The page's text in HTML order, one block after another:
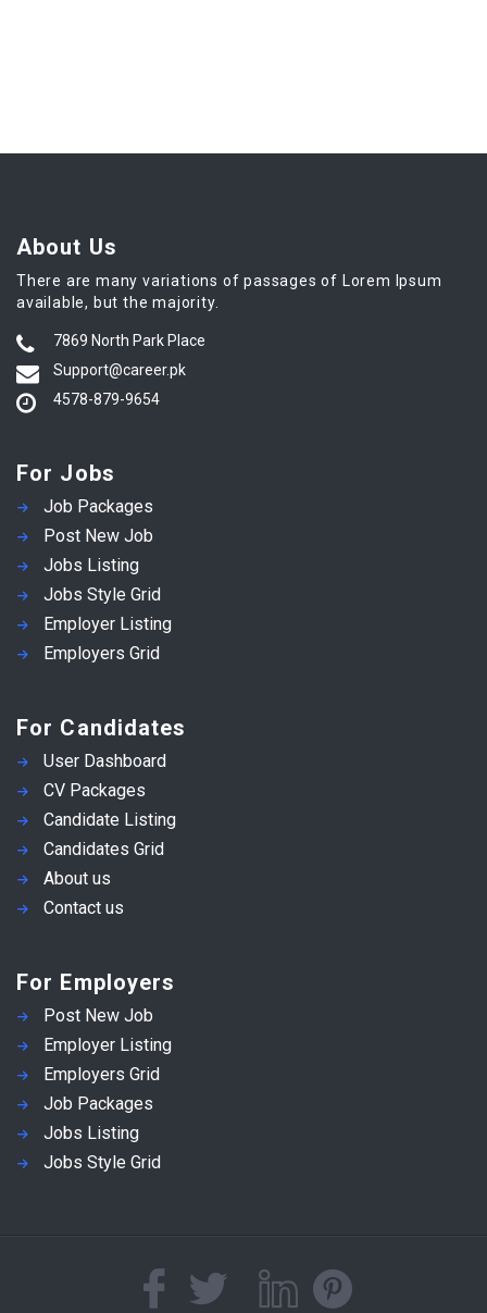
About Us
There are many variations of passages of Lorem Ipsum
available, but the majority.
7869 North Park Place
Support@career.pk
4578-879-9654
For Jobs
Job Packages
Post New Job
Jobs Listing
Jobs Style Grid
Employer Listing
Employers Grid
For Candidates
User Dashboard
CV Packages
Candidate Listing
Candidates Grid
About us
Contact us
For Employers
Post New Job
Employer Listing
Employers Grid
Job Packages
Jobs Listing
Jobs Style Grid